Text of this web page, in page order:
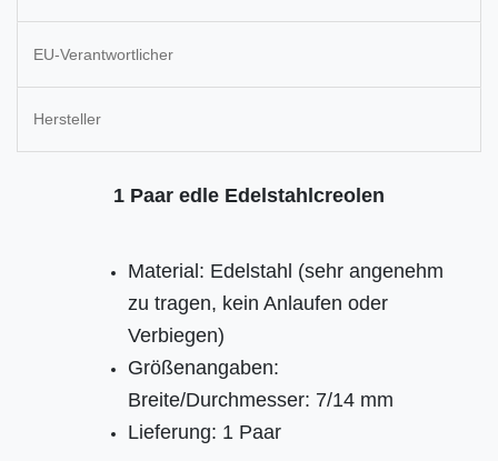
EU-Verantwortlicher
Hersteller
1 Paar edle Edelstahlcreolen
Material: Edelstahl (sehr angenehm
zu tragen, kein Anlaufen oder
Verbiegen)
Größenangaben:
Breite/Durchmesser: 7/14 mm
Lieferung: 1 Paar